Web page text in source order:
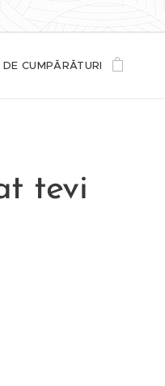
DE CUMPĂRĂTURI
tevi